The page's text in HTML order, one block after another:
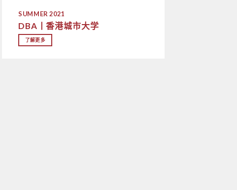
SUMMER 2021
DBA丨香港城市大学
了解更多